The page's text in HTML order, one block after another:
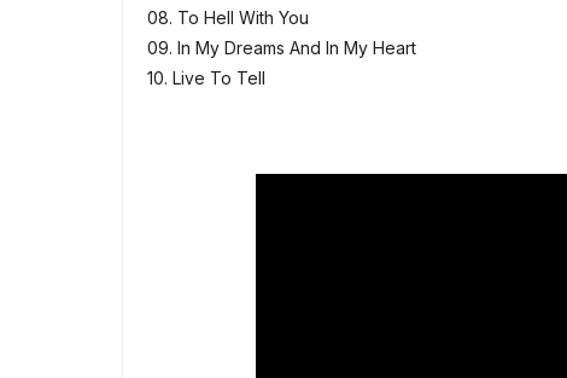
08. To Hell With You
09. In My Dreams And In My Heart
10. Live To Tell